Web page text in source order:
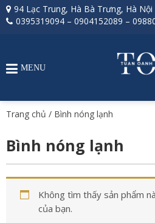
94 Lạc Trung, Hà Bà Trưng, Hà Nội
0395319094 – 0904152089 –
MENU
Trang chủ / Bình nóng lạnh
Bình nóng lạnh
Không tìm thấy sản phẩm
của bạn.